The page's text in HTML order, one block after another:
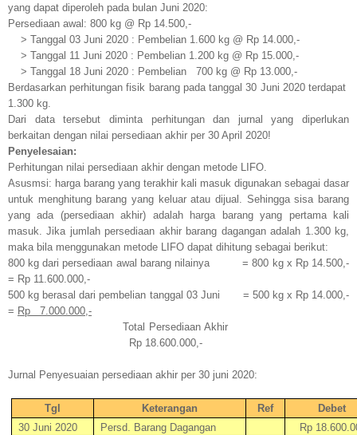
yang dapat diperoleh pada bulan Juni 2020:
Persediaan awal: 800 kg @ Rp 14.500,-
> Tanggal 03 Juni 2020 : Pembelian 1.600 kg @ Rp 14.000,-
> Tanggal 11 Juni 2020 : Pembelian 1.200 kg @ Rp 15.000,-
> Tanggal 18 Juni 2020 : Pembelian
700 kg @ Rp 13.000,-
Berdasarkan perhitungan fisik barang pada tanggal 30 Juni 2020 terdapat
1.300 kg.
Dari data tersebut diminta perhitungan dan jurnal yang diperlukan
berkaitan dengan nilai persediaan akhir per 30 April 2020!
Penyelesaian:
Perhitungan nilai persediaan akhir dengan metode LIFO.
Asusmsi: harga barang yang terakhir kali masuk digunakan sebagai dasar
untuk menghitung barang yang keluar atau dijual. Sehingga sisa barang
yang ada (persediaan akhir) adalah harga barang yang pertama kali
masuk. Jika jumlah persediaan akhir barang dagangan adalah 1.300 kg,
maka bila menggunakan metode LIFO dapat dihitung sebagai berikut:
800 kg dari persediaan awal barang nilainya
= 800 kg x Rp 14.500,-
= Rp 11.600.000,-
500 kg berasal dari pembelian tanggal 03 Juni
= 500 kg x Rp 14.000,-
= Rp
7.000.000,-
Total Persediaan Akhir
Rp 18.600.000,-
Jurnal Penyesuaian persediaan akhir per 30 juni 2020:
Tgl Keterangan Ref
Debet
30 Juni 2020
Persd. Barang Dagangan
Rp